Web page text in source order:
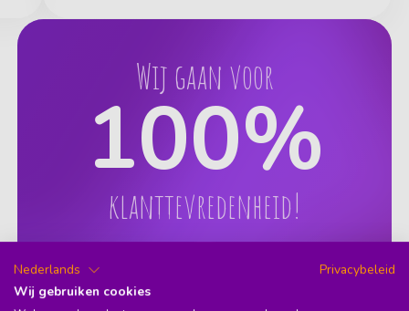
Wij gaan voor
100%
klanttevredenheid!
Nederlands
Privacybeleid
Wij gebruiken cookies